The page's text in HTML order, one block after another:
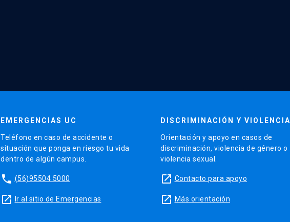
EMERGENCIAS UC
Teléfono en caso de accidente o
situación que ponga en riesgo tu vida
dentro de algún campus.
phone (56)95504 5000
launch Ir al sitio de Emergencias
DISCRIMINACIÓN Y VIOLENCIA
Orientación y apoyo en casos de
discriminación, violencia de género o
violencia sexual.
launch Contacto para apoyo
launch Más orientación